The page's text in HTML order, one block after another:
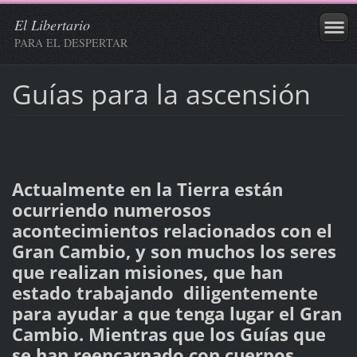
El Libertario
PARA EL DESPERTAR
Guías para la ascensión
Actualmente en la Tierra están
ocurriendo numerosos
acontecimientos relacionados con el
Gran Cambio, y son muchos los seres
que realizan misiones, que han
estado trabajando diligentemente
para ayudar a que tenga lugar el Gran
Cambio. Mientras que los Guías que